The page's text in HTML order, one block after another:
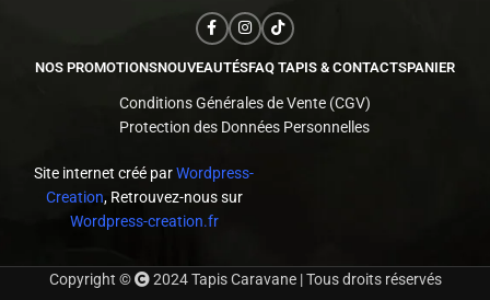
NOS PROMOTIONSNOUVEAUTÉSFAQ TAPIS & CONTACTSPANIER
Conditions Générales de Vente (CGV)
Protection des Données Personnelles
Site internet créé parWordpress-
Creation, Retrouvez-nous sur
Wordpress-creation.fr
Copyright © 2024 Tapis Caravane | Tous droits réservés